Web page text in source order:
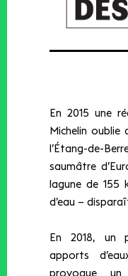
En 2015 une
Michelin
l’Étang-de-
saumâtre
lagune de 155
d’eau –
En 2018, un
apports
provoque un